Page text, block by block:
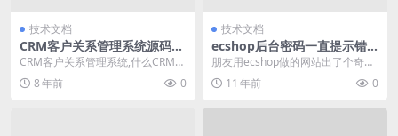
技术文档
CRM客户关系管理系统源码带
手机版,什么CRM系统好用？
CRM客户关系管理系统,什么CRM系
统好用？CRM系统源码。CRM系统
是运用技术...
8 年前 0
技术文档
ecshop后台密码一直提示错
误，修改也没用，明明是正确
的
朋友用ecshop做的网站出了个奇怪
的问题，说是密码忘记了，我说
好，我帮你改一下...
11 年前 0